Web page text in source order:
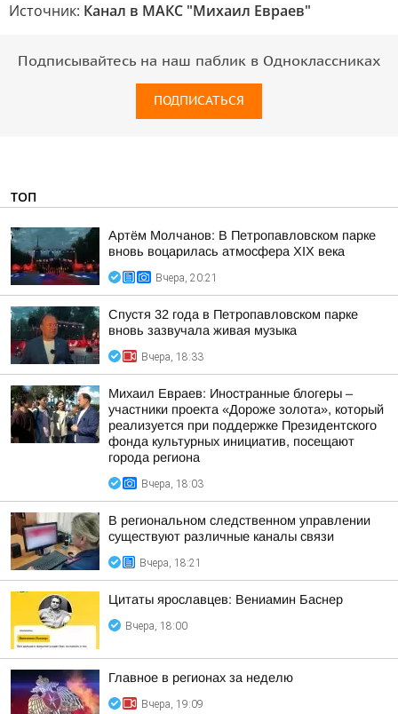
Источник: Канал в МАКС "Михаил Евраев"
Подписывайтесь на наш паблик в Одноклассниках
ПОДПИСАТЬСЯ
ТОП
Артём Молчанов: В Петропавловском парке
вновь воцарилась атмосфера XIX века
Вчера, 20:21
Спустя 32 года в Петропавловском парке
вновь зазвучала живая музыка
Вчера, 18:33
Михаил Евраев: Иностранные блогеры –
участники проекта «Дороже золота», который
реализуется при поддержке Президентского
фонда культурных инициатив, посещают
города региона
Вчера, 18:03
В региональном следственном управлении
существуют различные каналы связи
Вчера, 18:21
Цитаты ярославцев: Вениамин Баснер
Вчера, 18:00
Главное в регионах за неделю
Вчера, 19:09